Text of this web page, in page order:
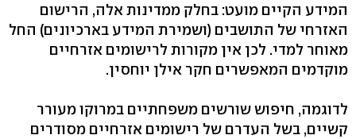
המידע הקיים מועט: בחלק ממדינות אלה, הרישום
האזרחי של התושבים (ושמירת המידע בארכיונים) החל
מאוחר למדי. לכן אין מקורות לרישומים אזרחיים
מוקדמים המאפשרים חקר אילן יוחסין.
לדוגמה, חיפוש שורשים משפחתיים במרוקו מעורר
קשיים, בשל העדרם של רישומים אזרחיים מסודרים